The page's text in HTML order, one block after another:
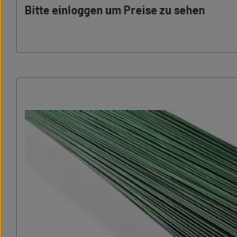
Bitte einloggen um Preise zu sehen